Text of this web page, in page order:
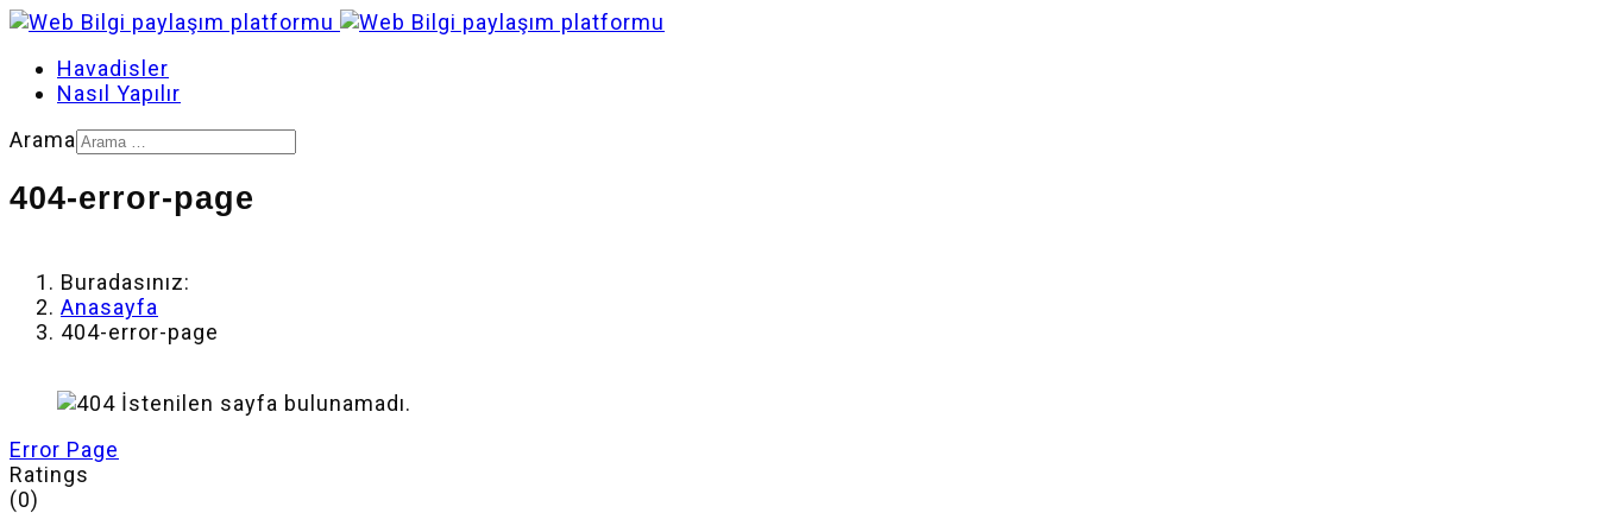
Havadisler
Nasıl Yapılır
Arama
404-error-page
Buradasınız:
Anasayfa
404-error-page
Error Page
Ratings
(0)